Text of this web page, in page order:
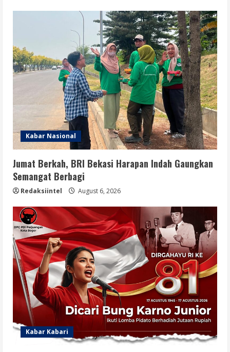
Kabar Nasional
Jumat Berkah, BRI Bekasi Harapan Indah Gaungkan
Semangat Berbagi
Redaksiintel August 6, 2026
Kabar Kabari